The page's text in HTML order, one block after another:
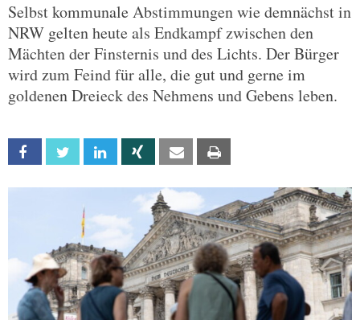
Selbst kommunale Abstimmungen wie demnächst in
NRW gelten heute als Endkampf zwischen den
Mächten der Finsternis und des Lichts. Der Bürger
wird zum Feind für alle, die gut und gerne im
goldenen Dreieck des Nehmens und Gebens leben.
Facebook Twitter Linkedin Xing Email